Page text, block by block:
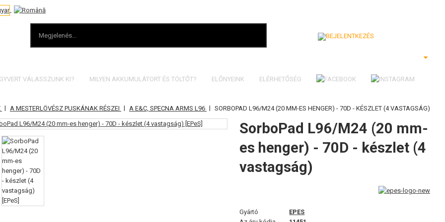
VÁLASSZUNK KI? MILYEN AKKUMULÁTORT ÉS TÖLTŐT? ELŐNYEINK ELÉRHETŐSÉG
| A MESTERLÖVÉSZ PUSKÁNAK RÉSZEI | A E&C, SPECNA ARMS L96 | SORBOPAD L96/M24 (20 MM-ES HENGER) - 70D - KÉSZLET (4 VASTAGSÁG)
SorboPad L96/M24 (20 mm-
es henger) - 70D - készlet (4
vastagság)
Gyártó
EPES